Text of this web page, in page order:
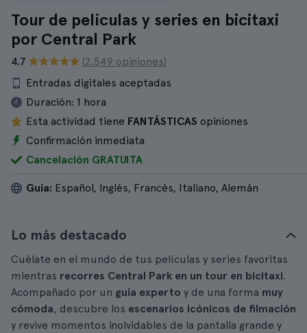
Tour de películas y series en bicitaxi
por Central Park
4.7
(2.549 opiniones)
Entradas digitales aceptadas
Duración: 1 hora
Esta actividad tiene FANTÁSTICAS opiniones
Confirmación inmediata
Cancelación GRATUITA
Guía: Español, Inglés, Francés, Italiano, Alemán
Lo más destacado
Cuélate en el mundo de tus películas y series favoritas
mientras recorres Central Park en un tour en bicitaxi.
Acompañado por un guía experto y de una forma muy
cómoda, descubre los escenarios icónicos de filmación
y revive momentos inolvidables de la pantalla grande y